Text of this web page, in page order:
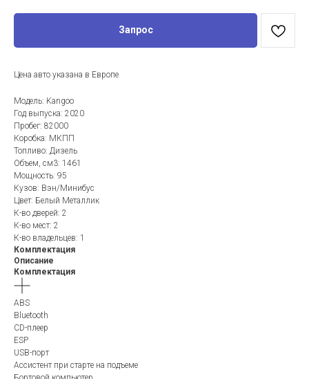
Запрос
Цена авто указана в Европе
Модель: Kangoo
Год выпуска: 2020
Пробег: 82000
Коробка: МКПП
Топливо: Дизель
Объем, см3: 1461
Мощность: 95
Кузов: Вэн/Минибус
Цвет: Белый Металлик
К-во дверей: 2
К-во мест: 2
К-во владельцев: 1
Комплектация
Описание
Комплектация
ABS
Bluetooth
CD-плеер
ESP
USB-порт
Ассистент при старте на подъеме